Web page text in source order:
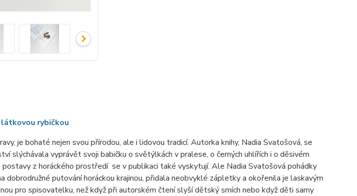
látkovou rybičkou
je bohaté nejen svou přírodou, ale i lidovou tradicí. Autorka knihy, Nadia Svatošová, se
slýchávala vyprávět svoji babičku o světýlkách v pralese, o černých uhlířích i o děsivém
z horáckého prostředí se v publikaci také vyskytují. Ale Nadia Svatošová pohádky
dobrodružné putování horáckou krajinou, přidala neobvyklé zápletky a okořenila je laskavým
pro spisovatelku, než když při autorském čtení slyší dětský smích nebo když děti samy